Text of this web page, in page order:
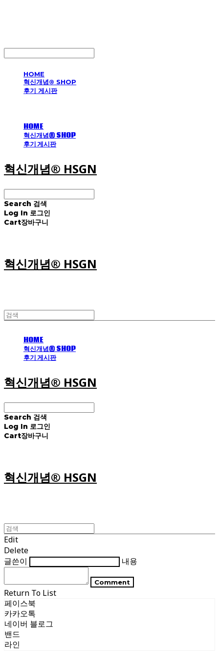
HOME
혁신개념® SHOP
후기 게시판
HOME
혁신개념® SHOP
후기 게시판
혁신개념® HSGN
Search 검색
Log In 로그인
Cart장바구니
혁신개념® HSGN
HOME
혁신개념® SHOP
후기 게시판
혁신개념® HSGN
Search 검색
Log In 로그인
Cart장바구니
혁신개념® HSGN
Edit
Delete
글쓴이
내용
Comment
Return To List
페이스북
카카오톡
네이버 블로그
밴드
라인